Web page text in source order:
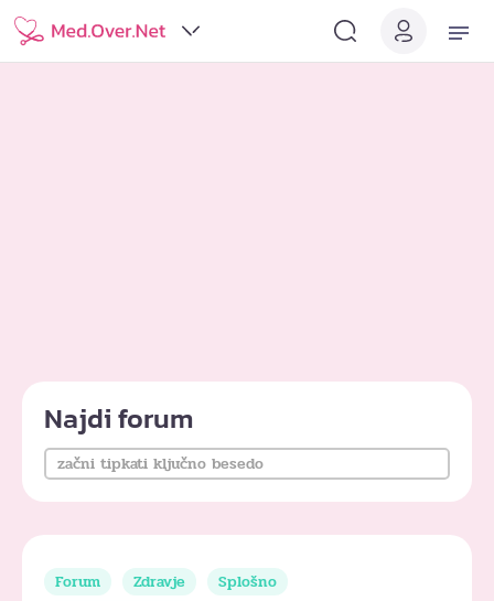
Najdi forum
Forum Zdravje
Splošno